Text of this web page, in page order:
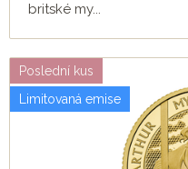
britské my...
Poslední kus
Limitovaná emise